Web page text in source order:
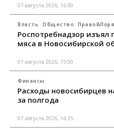
07 августа 2026, 16:00
Власть Общество
Роспотребнадзор
мяса в Новосибирской
07 августа 2026, 15:00
Финансы
Расходы новосибирцев
за полгода
07 августа 2026, 14:35